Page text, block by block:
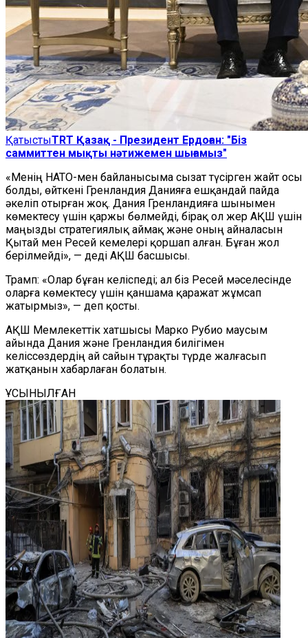
ҚатыстыTRT Қазақ - Президент Ердоған: "Біз
саммиттен мықты нәтижемен шығамыз"
«Менің НАТО-мен байланысыма сызат түсірген жайт осы
болды, өйткені Гренландия Данияға ешқандай пайда
әкеліп отырған жоқ. Дания Гренландияға шынымен
көмектесу үшін қаржы бөлмейді, бірақ ол жер АҚШ үшін
маңызды стратегиялық аймақ және оның айналасын
Қытай мен Ресей кемелері қоршап алған. Бұған жол
берілмейді», — деді АҚШ басшысы.
Трамп: «Олар бұған келіспеді; ал біз Ресей мәселесінде
оларға көмектесу үшін қаншама қаражат жұмсап
жатырмыз», — деп қосты.
АҚШ Мемлекеттік хатшысы Марко Рубио маусым
айында Дания және Гренландия билігімен
келіссөздердің ай сайын тұрақты түрде жалғасып
жатқанын хабарлаған болатын.
ҰСЫНЫЛҒАН